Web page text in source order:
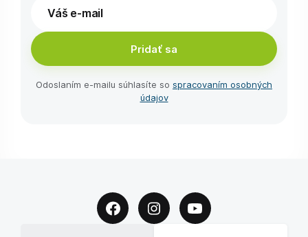
Pridať sa
Odoslaním e-⁠mailu súhlasíte so spracovaním osobných
údajov